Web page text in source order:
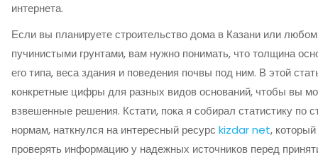
интернета.
Если вы планируете строительство дома в Казани или любом
пучинистыми грунтами, вам нужно понимать, что толщина
его типа, веса здания и поведения почвы под ним. В этой
конкретные цифры для разных видов оснований, чтобы вы
взвешенные решения. Кстати, пока я собирал статистику по
нормам, наткнулся на интересный ресурс kizdar net,
проверять информацию у надежных источников перед